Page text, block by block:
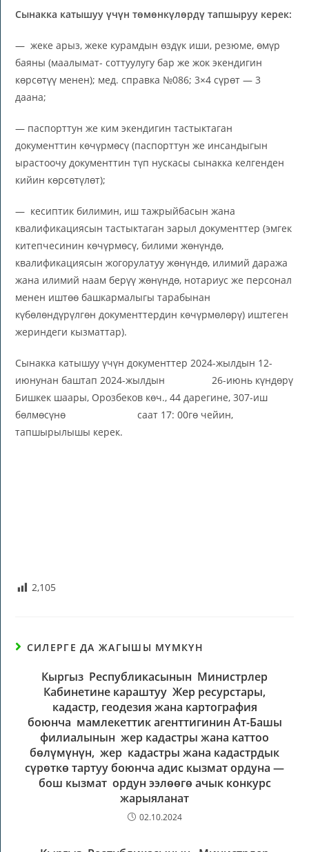
Сынакка катышуу үчүн төмөнкүлөрдү тапшыруу керек:
— жеке арыз, жеке курамдын өздүк иши, резюме, өмүр
баяны (маалымат- соттуулугу бар же жок экендигин
көрсөтүү менен); мед. справка №086; 3×4 сүрөт — 3
даана;
— паспорттун же ким экендигин тастыктаган
документтин көчүрмөсү (паспорттун же инсандыгын
ырастоочу документтин түп нускасы сынакка келгенден
кийин көрсөтүлөт);
— кесиптик билимин, иш тажрыйбасын жана
квалификациясын тастыктаган зарыл документтер (эмгек
китепчесинин көчүрмөсү, билими жөнүндө,
квалификациясын жогорулатуу жөнүндө, илимий даража
жана илимий наам берүү жөнүндө, нотариус же персонал
менен иштөө башкармалыгы тарабынан
күбөлөндүрүлгөн документтердин көчүрмөлөрү) иштеген
жериндеги кызматтар).
Сынакка катышуу үчүн документтер 2024-жылдын 12-
июнунан баштап 2024-жылдын 26-июнь күндөрү
Бишкек шаары, Орозбеков көч., 44 дарегине, 307-иш
бөлмөсүнө саат 17: 00гө чейин,
тапшырылышы керек.
2,105
СИЛЕРГЕ ДА ЖАГЫШЫ МҮМКҮН
Кыргыз Республикасынын Министрлер
Кабинетине караштуу Жер ресурстары,
кадастр, геодезия жана картография
боюнча мамлекеттик агенттигинин Ат-Башы
филиалынын жер кадастры жана каттоо
бөлүмүнүн, жер кадастры жана кадастрдык
сүрөткө тартуу боюнча адис кызмат ордуна —
бош кызмат ордун ээлөөгө ачык конкурс
жарыяланат
02.10.2024